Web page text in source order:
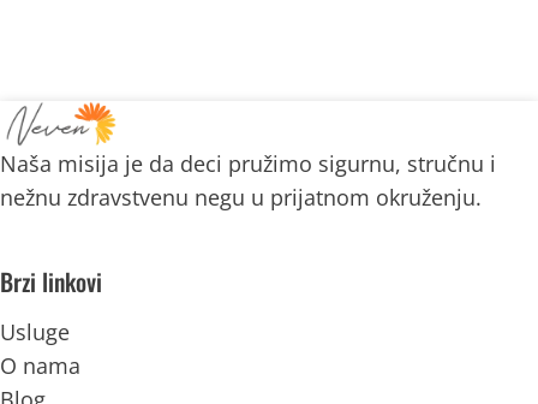
Naša misija je da deci pružimo sigurnu, stručnu i
nežnu zdravstvenu negu u prijatnom okruženju.
Brzi linkovi
Usluge
O nama